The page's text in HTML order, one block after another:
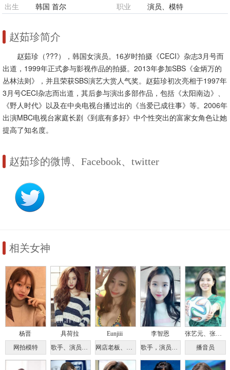
出生
韩国 首尔 职业 演员、模特
赵茹珍简介
赵茹珍（???），韩国女演员。16岁时拍摄《CECI》杂志3月号而
出道，1999年正式参与影视作品的拍摄。2013年参加SBS《金炳万的
丛林法则》，并且荣获SBS演艺大赏人气奖。赵茹珍初次亮相于1997年
3月号CECI杂志而出道，其后参与演出多部作品，包括《太阳南边》、
《野人时代》以及在中央电视台播过出的《当爱已成往事》等。2006年
出演MBC电视台家庭长剧《到底有多好》中个性突出的富家女角色让她
提高了知名度。
赵茹珍的微博、Facebook、twitter
相关女神
杨晋
网拍模特
具荷拉
歌手、演员、模特、主持人
Eunjiii
网店老板、网拍模特
李智恩
歌手，演员，主持人
张艺元、张睿元
播音员